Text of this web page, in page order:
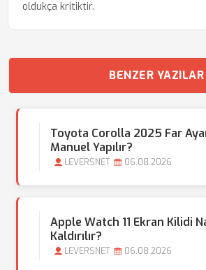
oldukça kritiktir.
BENZER YAZILAR
Toyota Corolla 2025 Far
Manuel Yapılır?
LEVERSNET 06.08.2026
Apple Watch 11 Ekran Kilidi
Kaldırılır?
LEVERSNET 06.08.2026